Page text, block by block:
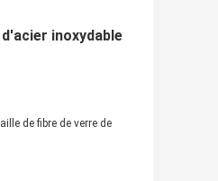
inoxydable
de fibre de verre de